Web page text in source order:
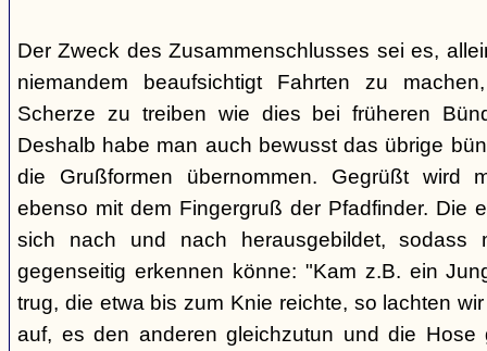
Der Zweck des Zusammenschlusses sei es,
niemandem beaufsichtigt Fahrten zu
Scherze zu treiben wie dies bei früheren
Deshalb habe man auch bewusst das übrige
die Grußformen übernommen. Gegrüßt wird
ebenso mit dem Fingergruß der Pfadfinder. Die
sich nach und nach herausgebildet,
gegenseitig erkennen könne: "Kam z.B. ein
trug, die etwa bis zum Knie reichte, so lachten
auf, es den anderen gleichzutun und die Hose